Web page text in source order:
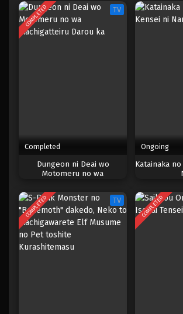
Settei no Isekai de Musou
4
Hell Mode: Yarikomizuki no
1
Hell Mode: Yarikomizuki no
Settei no Isekai de Musou suru
COMPLETED TV
Completed
Dungeon ni Deai wo
Motomeru no wa
Ongoing
Katainaka
COMPLETED TV COMPLETED